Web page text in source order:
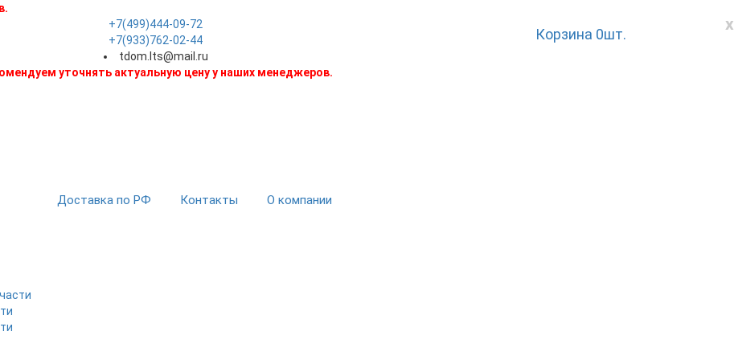
x
+7(499)444-09-72
+7(933)762-02-44
tdom.lts@mail.ru
уточнять актуальную цену у наших менеджеров.
Корзина 0шт.
Доставка по РФ Контакты О компании